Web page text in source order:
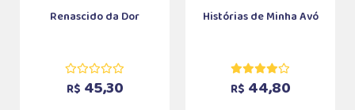
Renascido da Dor
R$ 45,30
Histórias de Minha Avó
R$ 44,80